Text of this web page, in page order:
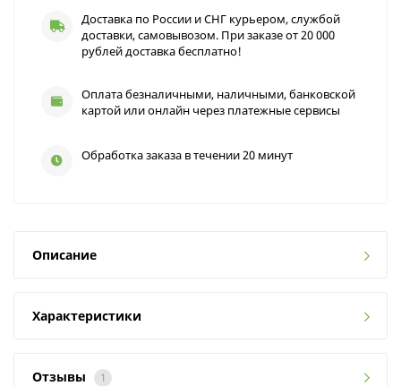
Доставка по России и СНГ курьером, службой
доставки, самовывозом. При заказе от 20 000
рублей доставка бесплатно!
Оплата безналичными, наличными, банковской
картой или онлайн через платежные сервисы
Обработка заказа в течении 20 минут
Описание
Характеристики
Отзывы 1